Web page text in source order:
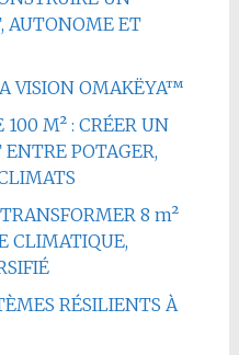
AUTONOME ET
VISION OMAKËYA™
M² : CRÉER UN
POTAGER,
8 m²
CLIMATIQUE,
RÉSILIENTS À